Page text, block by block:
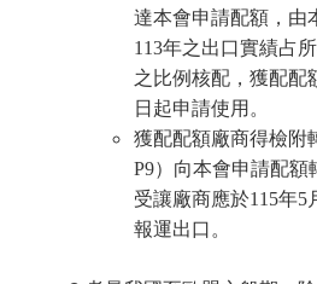
達本會申請配額，由
113年之出口實績占
之比例核配，獲配配
日起申請使用。
獲配配額廠商得檢附
P9）向本會申請配額
受讓廠商應於115年5
報運出口。